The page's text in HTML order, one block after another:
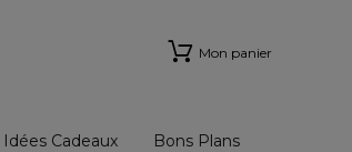
Mon panier
Idées Cadeaux Bons Plans